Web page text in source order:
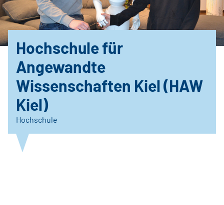
Hochschule für
Angewandte
Wissenschaften Kiel (HAW
Kiel)
Hochschule